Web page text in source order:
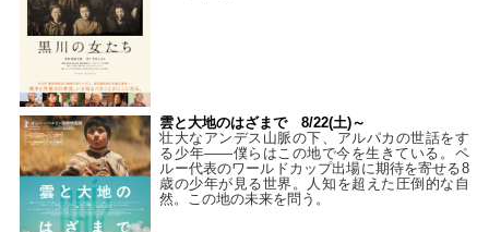
雲と大地のはざまで 8/22(土)～
壮大なアンデス山脈の下、アルパカの世話をす
る少年――僕らはこの地で今を生きている。ペ
ルー代表のワールドカップ出場に期待を寄せる8
歳の少年が見る世界。人知を超えた圧倒的な自
然。この地の未来を問う。